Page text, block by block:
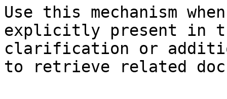
Use this mechanism
explicitly present in
clarification or